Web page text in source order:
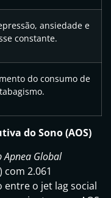
ansiedade e
constante.
do consumo de
do Sono (AOS)
Apnea Global
com 2.061
o jet lag social